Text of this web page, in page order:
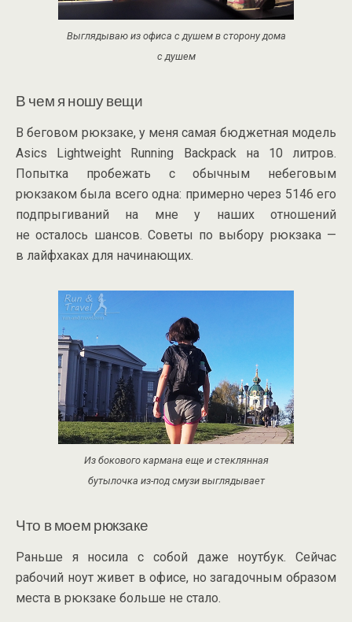
Выглядываю из офиса с душем в сторону дома
с душем
В чем я ношу вещи
В беговом рюкзаке, у меня самая бюджетная модель
Asics Lightweight Running Backpack на 10 литров.
Попытка пробежать с обычным небеговым
рюкзаком была всего одна: примерно через 5146 его
подпрыгиваний на мне у наших отношений
не осталось шансов. Советы по выбору рюкзака —
в лайфхаках для начинающих.
Из бокового кармана еще и стеклянная
бутылочка из-под смузи выглядывает
Что в моем рюкзаке
Раньше я носила с собой даже ноутбук. Сейчас
рабочий ноут живет в офисе, но загадочным образом
места в рюкзаке больше не стало.